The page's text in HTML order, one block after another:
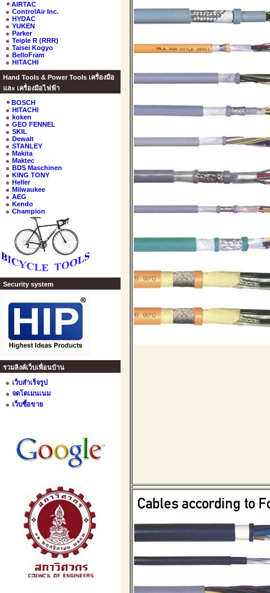
AIRTAC
ControlAir Inc.
HYDAC
YUKEN
Parker
Teiple R (RRR)
Taisei Kogyo
BelloFram
HITACHI
Hand Tools & Power Tools เครื่องมือ
และ เครื่องมือไฟฟ้า
BOSCH
HITACHI
koken
GEO FENNEL
SKIL
Dewalt
STANLEY
Makita
Maktec
BDS Maschinen
KING TONY
Heller
Milwaukee
AEG
Kendo
Champion
Security system
รวมลิงค์เว็บเพื่อนบ้าน
เว็บสำเร็จรูป
จดโดเมนเนม
เว็บซื้อขาย